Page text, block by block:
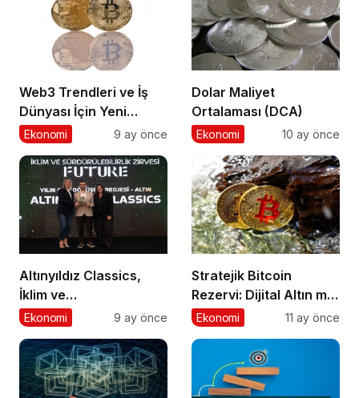
Web3 Trendleri ve İş
Dünyası İçin Yeni
Fırsatlar
Ekonomi 9 ay önce
Dolar Maliyet
Ortalaması (DCA)
Ekonomi 10 ay önce
Altınyıldız Classics,
İklim ve
Sürdürülebilirlik
Dönüşüm Projesi”
Kategorisinde Altın
Ödül Kazandı
Ekonomi 9 ay önce
Stratejik Bitcoin
Rezervi: Dijital Altın mı,
Riskli Bir Hamle mi?
Ekonomi 11 ay önce